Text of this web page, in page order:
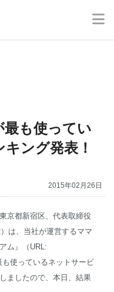
最も使ってい
ング発表！
2015年02月26日
京都新宿区、代表取締役
は、当社が運営するママ
ム』（URL:
使っているネットサービ
ましたので、本日、結果